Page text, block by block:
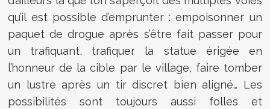
qu’il est possible d’emprunter : empoisonner un
paquet de drogue après s’être fait passer pour
un trafiquant, trafiquer la statue érigée en
l’honneur de la cible par le village, faire tomber
un lustre après un tir discret bien aligné… Les
possibilités sont toujours aussi folles et